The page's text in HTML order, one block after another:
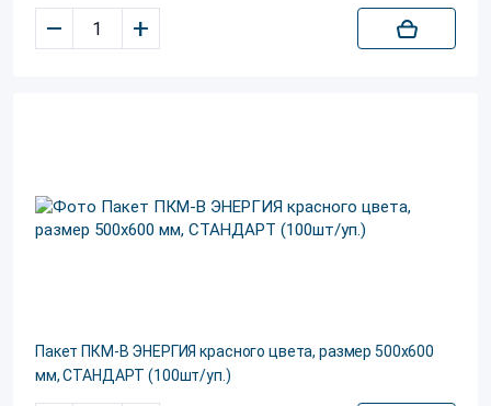
– +
Пакет ПКМ-В ЭНЕРГИЯ красного цвета, размер 500х600
мм, СТАНДАРТ (100шт/уп.)